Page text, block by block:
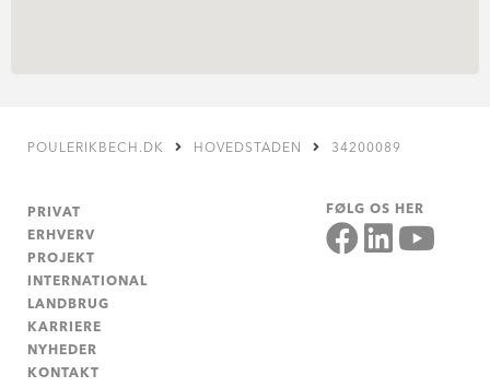
POULERIKBECH.DK HOVEDSTADEN 34200089
PRIVAT
ERHVERV
PROJEKT
INTERNATIONAL
LANDBRUG
KARRIERE
NYHEDER
KONTAKT
FØLG OS HER